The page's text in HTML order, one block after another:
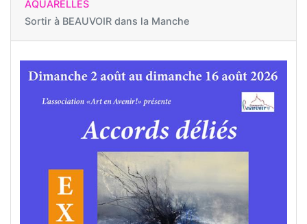
AQUARELLES
Sortir à BEAUVOIR dans la Manche